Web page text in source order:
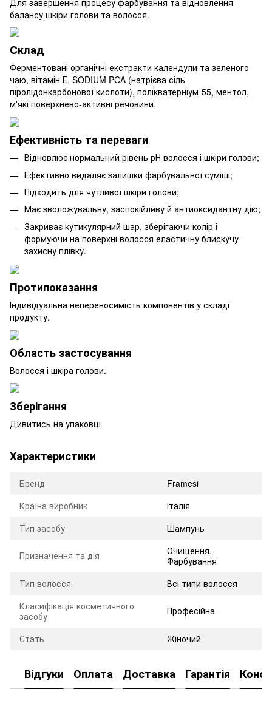
балансу шкіри голови та волосся.
Cклад
Ферментовані органічні екстракти календули та зеленого
чаю, вітамін Е, SODIUM PCA (натрієва сіль
піролідонкарбонової кислоти), полікватерніум-55, ментол,
м'які поверхнево-активні речовини.
Ефективність та переваги
Відновлює нормальний рівень рН волосся і шкіри голови;
Ефективно видаляє залишки фарбувальної суміші;
Підходить для чутливої шкіри голови;
Має зволожувальну, заспокійливу й антиоксидантну дію;
Закриває кутикулярний шар, зберігаючи колір і
формуючи на поверхні волосся еластичну блискучу
захисну плівку.
Протипоказання
Індивідуальна непереносимість компонентів у складі
продукту.
Область застосування
Волосся і шкіра голови.
Зберігання
Дивитись на упаковці
Характеристики
Бренд
Framesi
Країна виробник
Італія
Тип засобу
Шампунь
Призначення та дія Очищення,
Фарбування
Тип волосся
Всі типи волосся
Класифікація косметичного
засобу
Професійна
Стать Жіночий
Відгуки Оплата Доставка Гарантія